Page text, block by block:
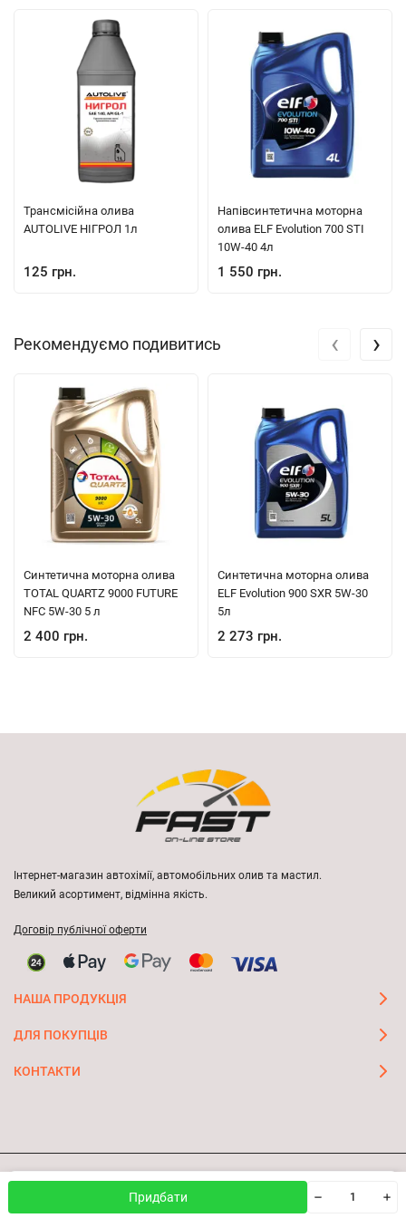
Придбати
Трансмісійна олива
AUTOLIVE НІГРОЛ 1л
125 грн.
Напівсинтетична моторна
олива ELF Evolution 700 STI
10W-40 4л
1 550 грн.
Рекомендуємо подивитись
Синтетична моторна олива
TOTAL QUARTZ 9000 FUTURE
NFC 5W-30 5 л
2 400 грн.
Синтетична моторна олива
ELF Evolution 900 SXR 5W-30
5л
2 273 грн.
‹ ›
Інтернет-магазин автохімії, автомобільних олив та мастил.
Великий асортимент, відмінна якість.
Договір публічної оферти
НАША ПРОДУКЦІЯ
ДЛЯ ПОКУПЦІВ
КОНТАКТИ